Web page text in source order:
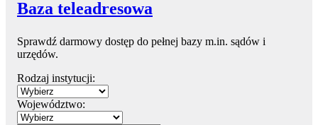
Baza teleadresowa
Sprawdź darmowy dostęp do pełnej bazy m.in. sądów i
urzędów.
Rodzaj instytucji:
Województwo: